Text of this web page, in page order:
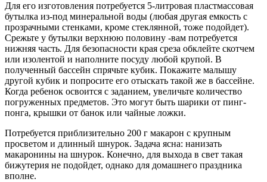
Для его изготовления потребуется 5-литровая пластмассовая
бутылка из-под минеральной воды (любая другая емкость с
прозрачными стенками, кроме стеклянной, тоже подойдет).
Срежьте у бутылки верхнюю половину -вам потребуется
нижняя часть. Для безопасности края среза обклейте скотчем
или изолентой и наполните посуду любой крупой. В
полученный бассейн спрячьте кубик. Покажите малышу
другой кубик и попросите его отыскать такой же в бассейне.
Когда ребенок освоится с заданием, увеличьте количество
погруженных предметов. Это могут быть шарики от пинг-
понга, крышки от банок или чайные ложки.
Потребуется приблизительно 200 г макарон с крупным
просветом и длинный шнурок. Задача ясна: нанизать
макаронины на шнурок. Конечно, для выхода в свет такая
бижутерия не подойдет, однако для домашнего праздника
вполне.